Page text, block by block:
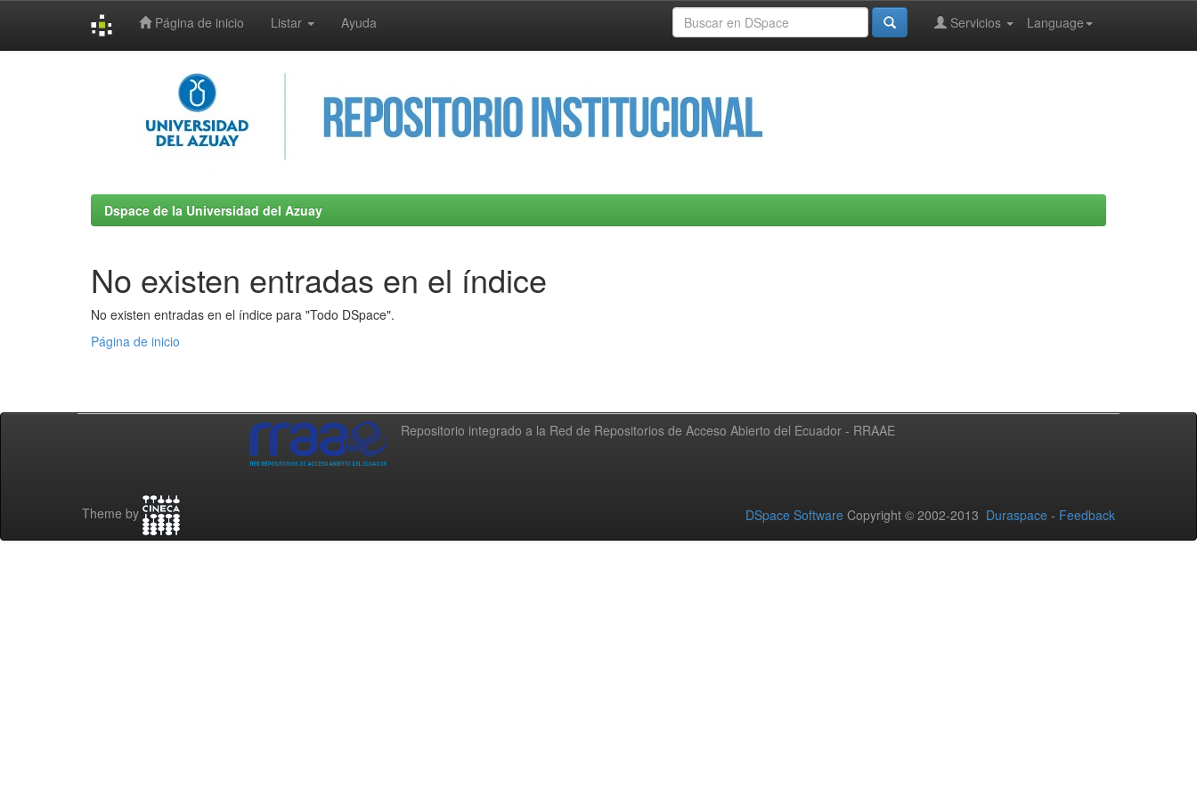
Página de inicio Listar Ayuda Language
Servicios
Dspace de la Universidad del Azuay
No existen entradas en el índice
No existen entradas en el índice para "Todo DSpace".
Página de inicio
Repositorio integrado a la Red de Repositorios de Acceso Abierto del Ecuador - RRAAE
Theme by DSpace Software Copyright © 2002-2013 Duraspace - Feedback